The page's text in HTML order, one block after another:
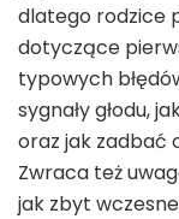
dlatego rodzice
dotyczące
typowych
sygnały głodu,
oraz jak zadbać
Zwraca też
jak zbyt